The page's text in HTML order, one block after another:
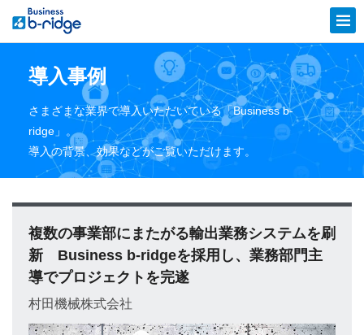
導入事例
さまざまな業界で導入いただいている「Business b-
ridge」。
導入の背景、効果などがご覧いただけます。
複数の事業部にまたがる輸出業務システムを刷
新 Business b-ridgeを採用し、業務部門主
導でプロジェクトを完遂
村田機械株式会社